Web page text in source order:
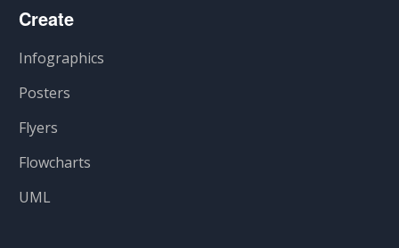
Create
Infographics
Posters
Flyers
Flowcharts
UML